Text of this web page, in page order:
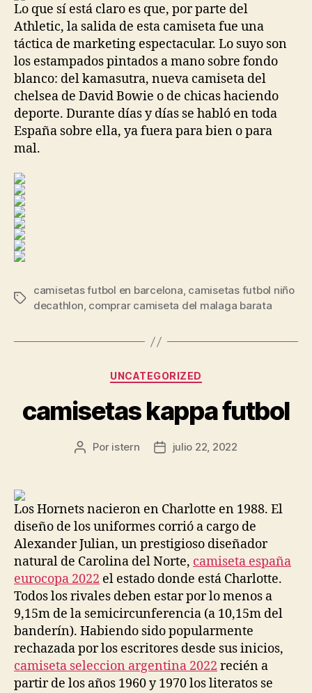
Lo que sí está claro es que, por parte del
Athletic, la salida de esta camiseta fue una
táctica de marketing espectacular. Lo suyo son
los estampados pintados a mano sobre fondo
blanco: del kamasutra, nueva camiseta del
chelsea de David Bowie o de chicas haciendo
deporte. Durante días y días se habló en toda
España sobre ella, ya fuera para bien o para
mal.
Etiquetas
camisetas futbol en barcelona, camisetas futbol niño
decathlon, comprar camiseta del malaga barata
Categorías
UNCATEGORIZED
camisetas kappa futbol
Autor
Por istern
Fechajulio 22, 2022
Los Hornets nacieron en Charlotte en 1988. El
diseño de los uniformes corrió a cargo de
Alexander Julian, un prestigioso diseñador
natural de Carolina del Norte, camiseta españa
eurocopa 2022 el estado donde está Charlotte.
Todos los rivales deben estar por lo menos a
9,15m de la semicircunferencia (a 10,15m del
banderín). Habiendo sido popularmente
rechazada por los escritores desde sus inicios,
camiseta seleccion argentina 2022 recién a
partir de los años 1960 y 1970 los literatos se